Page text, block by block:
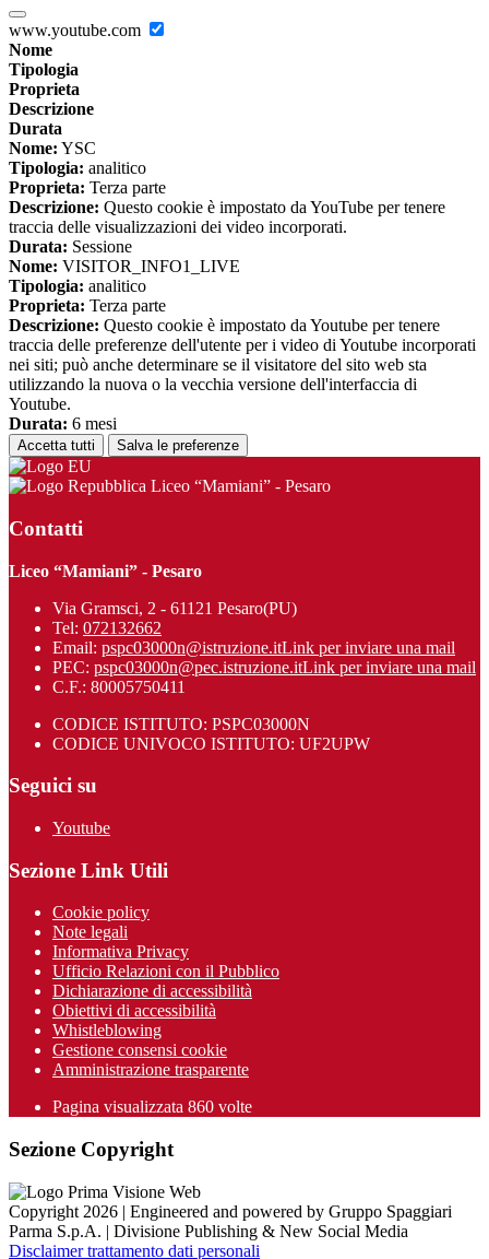
www.youtube.com
Nome
Tipologia
Proprieta
Descrizione
Durata
Nome: YSC
Tipologia: analitico
Proprieta: Terza parte
Descrizione: Questo cookie è impostato da YouTube per tenere
traccia delle visualizzazioni dei video incorporati.
Durata: Sessione
Nome: VISITOR_INFO1_LIVE
Tipologia: analitico
Proprieta: Terza parte
Descrizione: Questo cookie è impostato da Youtube per tenere
traccia delle preferenze dell'utente per i video di Youtube incorporati
nei siti; può anche determinare se il visitatore del sito web sta
utilizzando la nuova o la vecchia versione dell'interfaccia di
Youtube.
Durata: 6 mesi
Accetta tutti Salva le preferenze
Liceo “Mamiani” - Pesaro
Contatti
Liceo “Mamiani” - Pesaro
Via Gramsci, 2 - 61121 Pesaro(PU)
Tel: 072132662
Email: pspc03000n@istruzione.itLink per inviare una mail
PEC: pspc03000n@pec.istruzione.itLink per inviare una mail
C.F.: 80005750411
CODICE ISTITUTO: PSPC03000N
CODICE UNIVOCO ISTITUTO: UF2UPW
Seguici su
Youtube
Sezione Link Utili
Cookie policy
Note legali
Informativa Privacy
Ufficio Relazioni con il Pubblico
Dichiarazione di accessibilità
Obiettivi di accessibilità
Whistleblowing
Gestione consensi cookie
Amministrazione trasparente
Pagina visualizzata 860 volte
Sezione Copyright
Copyright 2026 | Engineered and powered by Gruppo Spaggiari
Parma S.p.A. | Divisione Publishing & New Social Media
Disclaimer trattamento dati personali